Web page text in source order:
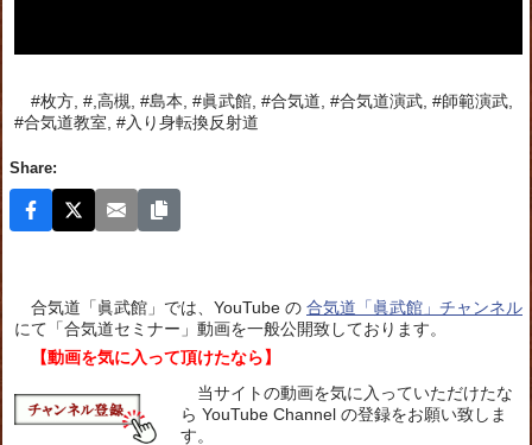
#枚方, #,高槻, #島本, #眞武館, #合気道, #合気道演武, #師範演武,
#合気道教室, #入り身転換反射道
Share:
合気道「眞武館」では、YouTube の 合気道「眞武館」チャンネル
にて「合気道セミナー」動画を一般公開致しております。
【動画を気に入って頂けたなら】
当サイトの動画を気に入っていただけたな
ら YouTube Channel の登録をお願い致しま
す。